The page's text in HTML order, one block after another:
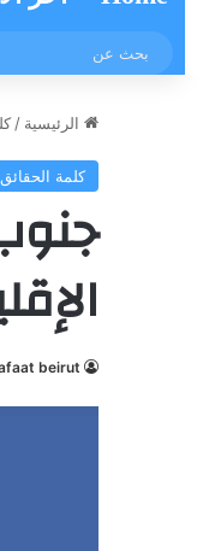
الرئيسية /
كلمة الحقائق
beirut